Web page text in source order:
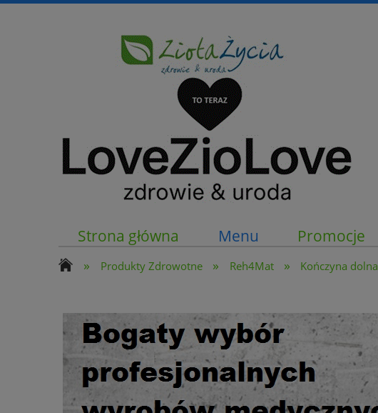
Strona główna Menu Promocje
Kontakt z nami
» Produkty Zdrowotne » Reh4Mat » Kończyna dolna